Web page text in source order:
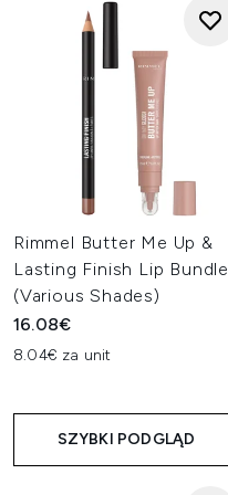
Rimmel Butter Me Up &
Lasting Finish Lip Bundle
(Various Shades)
16.08€
8.04€ za unit
SZYBKI PODGLĄD